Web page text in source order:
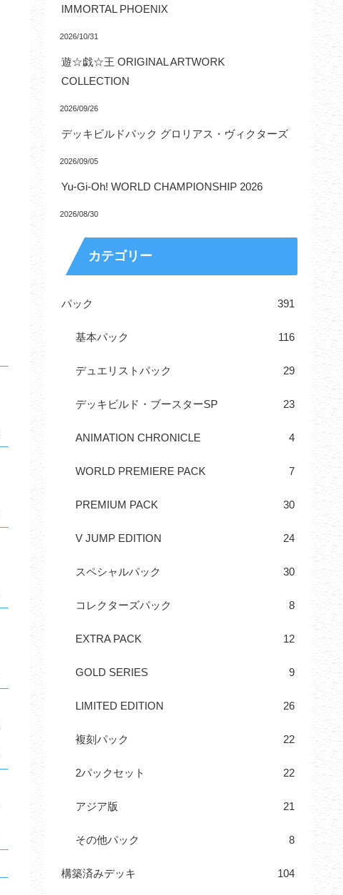
IMMORTAL PHOENIX
2026/10/31
遊☆戯☆王 ORIGINAL ARTWORK
COLLECTION
2026/09/26
デッキビルドパック グロリアス・ヴィクターズ
2026/09/05
Yu-Gi-Oh! WORLD CHAMPIONSHIP 2026
2026/08/30
カテゴリー
パック 391
基本パック 116
デュエリストパック 29
デッキビルド・ブースターSP 23
ANIMATION CHRONICLE 4
WORLD PREMIERE PACK 7
PREMIUM PACK 30
V JUMP EDITION 24
スペシャルパック 30
コレクターズパック 8
EXTRA PACK 12
GOLD SERIES 9
LIMITED EDITION 26
複刻パック 22
2パックセット 22
アジア版 21
その他パック 8
構築済みデッキ 104